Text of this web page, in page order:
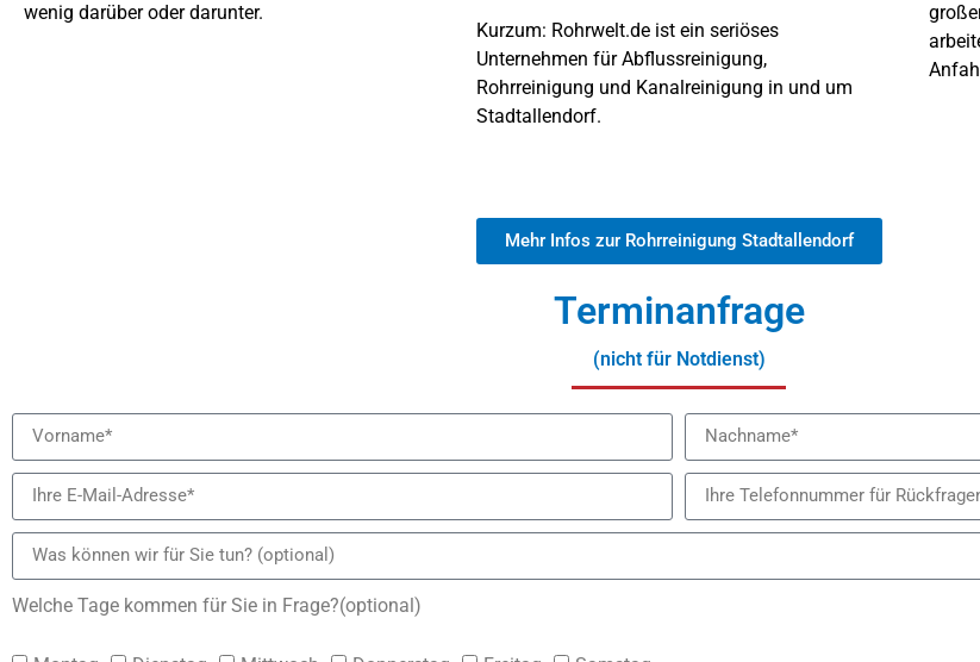
wenig darüber oder darunter.
Kurzum: Rohrwelt.de ist ein seriöses
Unternehmen für Abflussreinigung,
Rohrreinigung und Kanalreinigung in und um
Stadtallendorf.
Mehr Infos zur Rohrreinigung Stadtallendorf
Terminanfrage
(nicht für Notdienst)
Welche Tage kommen für Sie in Frage?(optional)